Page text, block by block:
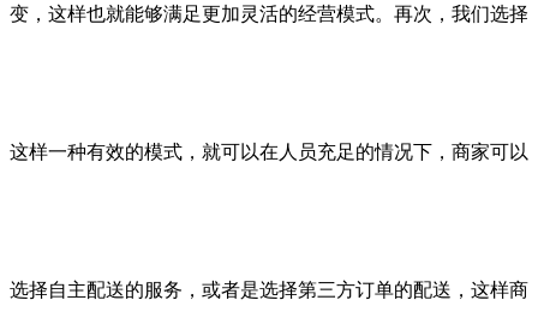
变，这样也就能够满足更加灵活的经营模式。再次，我们选择
这样一种有效的模式，就可以在人员充足的情况下，商家可以
选择自主配送的服务，或者是选择第三方订单的配送，这样商